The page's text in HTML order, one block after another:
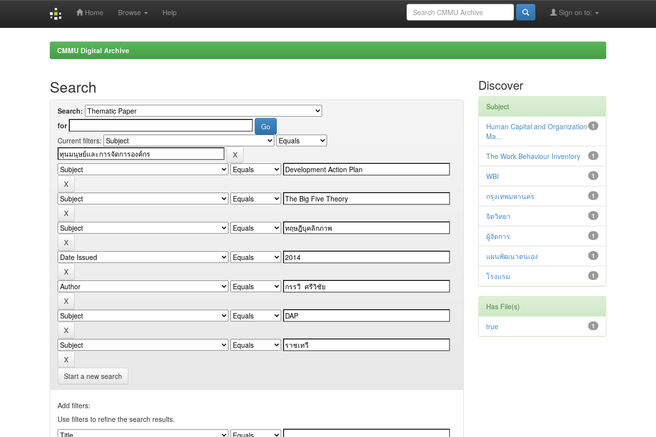
Home Browse Help Sign on to:
CMMU Digital Archive
Search
Search:
for
Current filters:
Start a new search
Add filters:
Use filters to refine the search results.
Discover
Subject
1
Human Capital and Organization
Ma...
1
The Work Behaviour Inventory
1
WBI
1
กรุงเทพมหานคร
1
จิตวิทยา
1
ผู้จัดการ
1
แผนพัฒนาตนเอง
1
โรงแรม
Has File(s)
1
true